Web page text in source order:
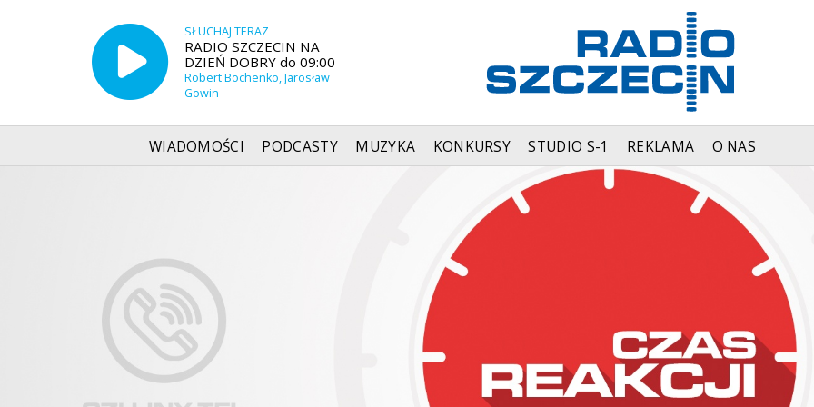
SŁUCHAJ TERAZ
RADIO SZCZECIN NA
DZIEŃ DOBRY do 09:00
Robert Bochenko, Jarosław
Gowin
WIADOMOŚCI PODCASTY MUZYKA KONKURSY STUDIO S-1 REKLAMA O NAS